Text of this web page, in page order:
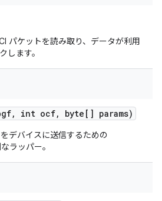
パケットを読み取り、データが利用
します。
, int ocf, byte[] params)
デバイスに送信するための
ラッパー。